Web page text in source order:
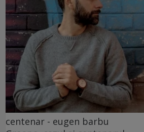
centenar - eugen barbu